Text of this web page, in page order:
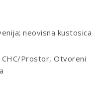
; neovisna kustosica
Prostor, Otvoreni